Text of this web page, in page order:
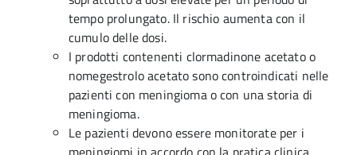
tempo prolungato. Il rischio aumenta con il
cumulo delle dosi.
I prodotti contenenti clormadinone acetato o
nomegestrolo acetato sono controindicati nelle
pazienti con meningioma o con una storia di
meningioma.
Le pazienti devono essere monitorate per i